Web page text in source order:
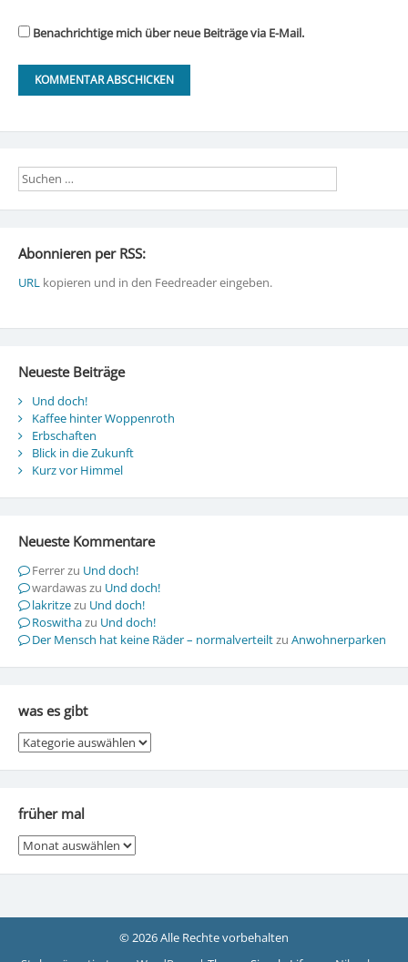
Benachrichtige mich über neue Beiträge via E-Mail.
Abonnieren per RSS:
URLkopieren und in den Feedreader eingeben.
Neueste Beiträge
Und doch!
Kaffee hinter Woppenroth
Erbschaften
Blick in die Zukunft
Kurz vor Himmel
Neueste Kommentare
Ferrerzu Und doch!
wardawaszu Und doch!
lakritzezu Und doch!
Roswithazu Und doch!
Der Mensch hat keine Räder – normalverteiltzu Anwohnerparken
was es gibt
was
es
gibt
früher mal
früher
mal
© 2026 Alle Rechte vorbehalten